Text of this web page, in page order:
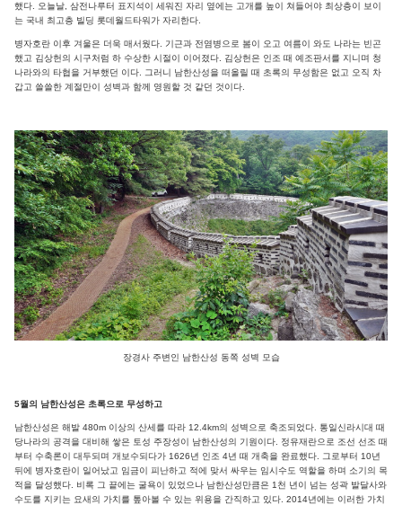
했다. 오늘날, 삼전나루터 표지석이 세워진 자리 옆에는 고개를 높이 쳐들어야 최상층이 보이
는 국내 최고층 빌딩 롯데월드타워가 자리한다.
병자호란 이후 겨울은 더욱 매서웠다. 기근과 전염병으로 봄이 오고 여름이 와도 나라는 빈곤
했고 김상헌의 시구처럼 하 수상한 시절이 이어졌다. 김상헌은 인조 때 예조판서를 지니며 청
나라와의 타협을 거부했던 이다. 그러니 남한산성을 떠올릴 때 초록의 무성함은 없고 오직 차
갑고 쓸쓸한 계절만이 성벽과 함께 영원할 것 같던 것이다.
장경사 주변인 남한산성 동쪽 성벽 모습
5월의 남한산성은 초록으로 무성하고
남한산성은 해발 480m 이상의 산세를 따라 12.4km의 성벽으로 축조되었다. 통일신라시대 때
당나라의 공격을 대비해 쌓은 토성 주장성이 남한산성의 기원이다. 정유재란으로 조선 선조 때
부터 수축론이 대두되며 개보수되다가 1626년 인조 4년 때 개축을 완료했다. 그로부터 10년
뒤에 병자호란이 일어났고 임금이 피난하고 적에 맞서 싸우는 임시수도 역할을 하며 소기의 목
적을 달성했다. 비록 그 끝에는 굴욕이 있었으나 남한산성만큼은 1천 년이 넘는 성곽 발달사와
수도를 지키는 요새의 가치를 톺아볼 수 있는 위용을 간직하고 있다. 2014년에는 이러한 가치